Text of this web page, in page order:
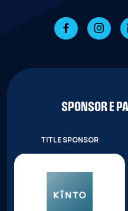
SPONSOR E
TITLE SPONSOR